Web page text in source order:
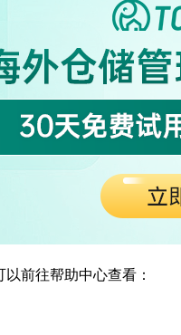
前往帮助中心查看：